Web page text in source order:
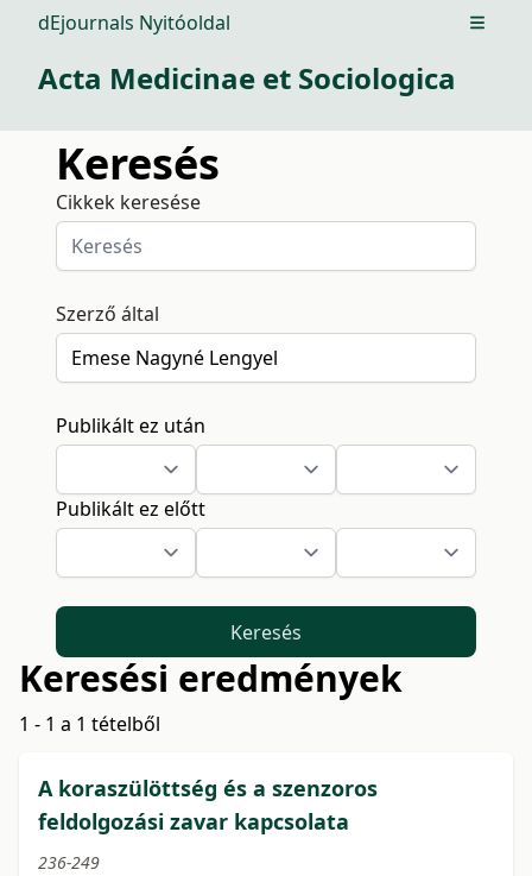
dEjournals Nyitóoldal Open
Acta Medicinae et Sociologica
Keresés
Cikkek keresése
Szerző által
Publikált ez után
Publikált ez előtt
Keresés
Keresési eredmények
1 - 1 a 1 tételből
A koraszülöttség és a szenzoros
feldolgozási zavar kapcsolata
236-249